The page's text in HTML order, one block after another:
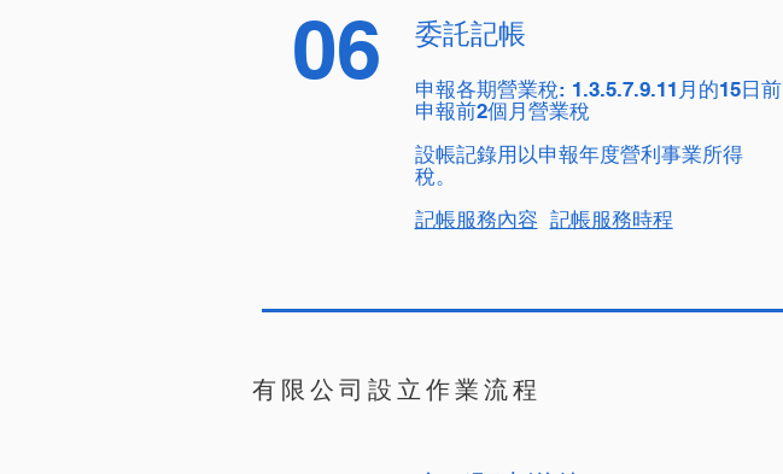
06 委託記帳
申報各期營業稅: 1.3.5.7.9.11月的15日前
申報前2個月營業稅
設帳記錄用以申報年度營利事業所得
稅。
記帳服務內容 記帳服務時程
有限公司設立作業流程